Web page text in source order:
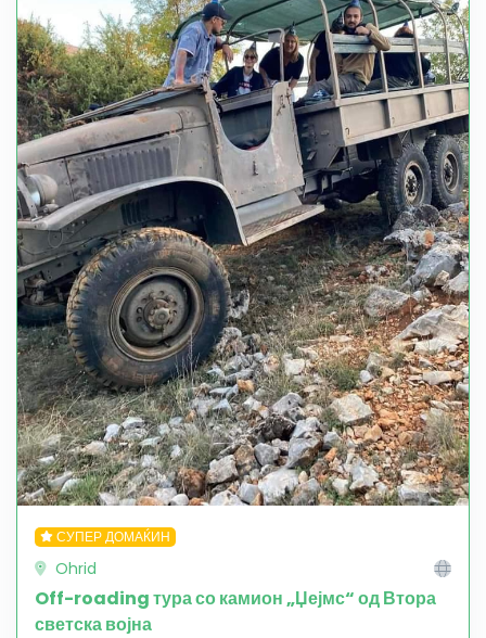
СУПЕР ДОМАЌИН
Ohrid
Off-roading тура со камион „Џејмс“ од Втора
светска војна